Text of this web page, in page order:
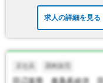
求人の詳細を見る